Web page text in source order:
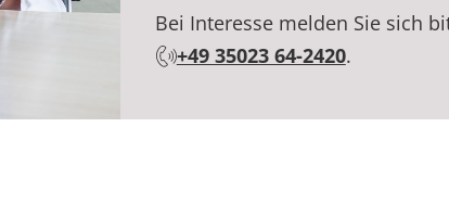
Bei Interesse melden Sie sich
+49 35023 64-2420.